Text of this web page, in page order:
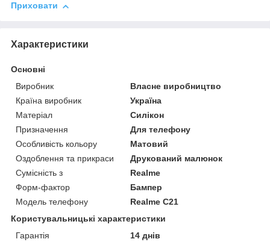
Приховати
Характеристики
Основні
Виробник
Власне виробництво
Країна виробник
Україна
Матеріал
Силікон
Призначення
Для телефону
Особливість кольору
Матовий
Оздоблення та прикраси
Друкований малюнок
Сумісність з
Realme
Форм-фактор
Бампер
Модель телефону
Realme C21
Користувальницькі характеристики
Гарантія
14 днів